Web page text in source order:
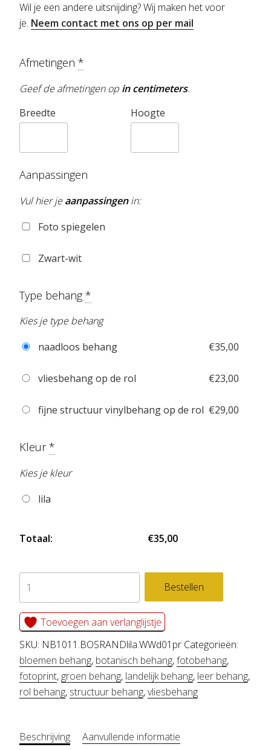
Wil je een andere uitsnijding? Wij maken het voor
je. Neem contact met ons op per mail
Afmetingen *
Geef de afmetingen op in centimeters.
Breedte
Hoogte
Aanpassingen
Vul hier jeaanpassingenin:
Foto spiegelen
Zwart-wit
Type behang*
Kies je type behang
naadloos behang
€35,00
vliesbehang op de rol €23,00
fijne structuur vinylbehang op de rol €29,00
Kleur*
Kies je kleur
lila
Totaal: €35,00
fotobehang
BOSRAND
lila
aantal
Bestellen
Toevoegen aan verlanglijstje
SKU: NB1011.BOSRANDlila.WWd01pr Categorieën:
bloemen behang, botanisch behang,fotobehang,
fotoprint, groen behang, landelijk behang, leer behang,
rol behang, structuur behang,vliesbehang
Beschrijving Aanvullende informatie